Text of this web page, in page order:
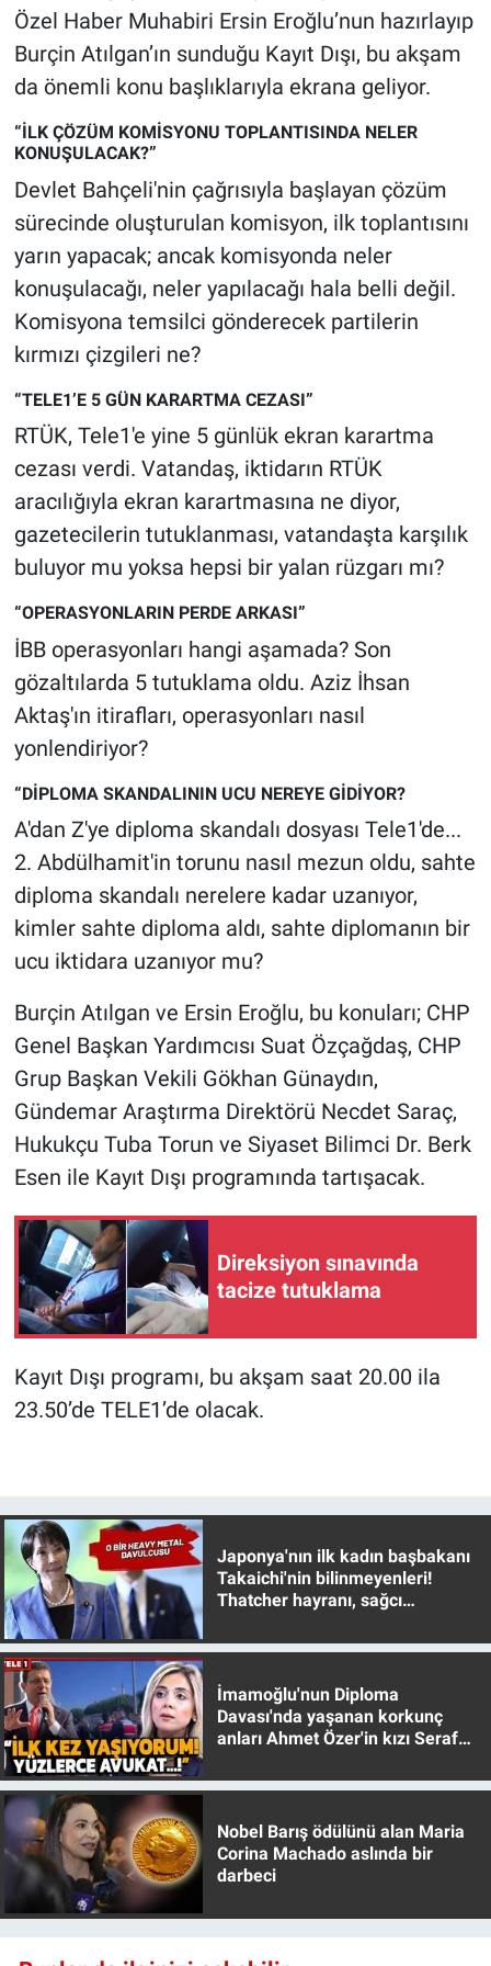
Özel Haber Muhabiri Ersin Eroğlu’nun hazırlayıp
Burçin Atılgan’ın sunduğu Kayıt Dışı, bu akşam
da önemli konu başlıklarıyla ekrana geliyor.
“İLK ÇÖZÜM KOMİSYONU TOPLANTISINDA NELER
KONUŞULACAK?”
Devlet Bahçeli'nin çağrısıyla başlayan çözüm
sürecinde oluşturulan komisyon, ilk toplantısını
yarın yapacak; ancak komisyonda neler
konuşulacağı, neler yapılacağı hala belli değil.
Komisyona temsilci gönderecek partilerin
kırmızı çizgileri ne?
“TELE1’E 5 GÜN KARARTMA CEZASI”
RTÜK, Tele1'e yine 5 günlük ekran karartma
cezası verdi. Vatandaş, iktidarın RTÜK
aracılığıyla ekran karartmasına ne diyor,
gazetecilerin tutuklanması, vatandaşta karşılık
buluyor mu yoksa hepsi bir yalan rüzgarı mı?
“OPERASYONLARIN PERDE ARKASI”
İBB operasyonları hangi aşamada? Son
gözaltılarda 5 tutuklama oldu. Aziz İhsan
Aktaş'ın itirafları, operasyonları nasıl
yonlendiriyor?
“DİPLOMA SKANDALININ UCU NEREYE GİDİYOR?
A'dan Z'ye diploma skandalı dosyası Tele1'de...
2. Abdülhamit'in torunu nasıl mezun oldu, sahte
diploma skandalı nerelere kadar uzanıyor,
kimler sahte diploma aldı, sahte diplomanın bir
ucu iktidara uzanıyor mu?
Burçin Atılgan ve Ersin Eroğlu, bu konuları; CHP
Genel Başkan Yardımcısı Suat Özçağdaş, CHP
Grup Başkan Vekili Gökhan Günaydın,
Gündemar Araştırma Direktörü Necdet Saraç,
Hukukçu Tuba Torun ve Siyaset Bilimci Dr. Berk
Esen ile Kayıt Dışı programında tartışacak.
Direksiyon sınavında
tacize tutuklama
Kayıt Dışı programı, bu akşam saat 20.00 ila
23.50’de TELE1’de olacak.
Japonya'nın ilk kadın başbakanı
Takaichi'nin bilinmeyenleri!
Thatcher hayranı, sağcı
İmamoğlu'nun Diploma
Davası'nda yaşanan korkunç
anları Ahmet Özer'in kızı Seraf
Nobel Barış ödülünü alan Maria
Corina Machado aslında bir
darbeci
Gündem Özel
Haber
İlan
Kimdir
Koronavirüs
Kültür Sanat
Ne demişti
Nedir
Programlar
Sağlık
Spor
Türkiye'nin Geleceği
Türkiye'nin Gündemi
Yerel Gündem
Yerel Yaşam
Canlı Yayın